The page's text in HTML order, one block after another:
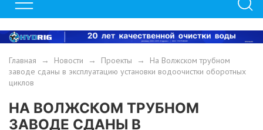
Главная → Новости → Проекты → На Волжском трубном
заводе сданы в эксплуатацию установки водоочистки оборотных
циклов
НА ВОЛЖСКОМ ТРУБНОМ
ЗАВОДЕ СДАНЫ В